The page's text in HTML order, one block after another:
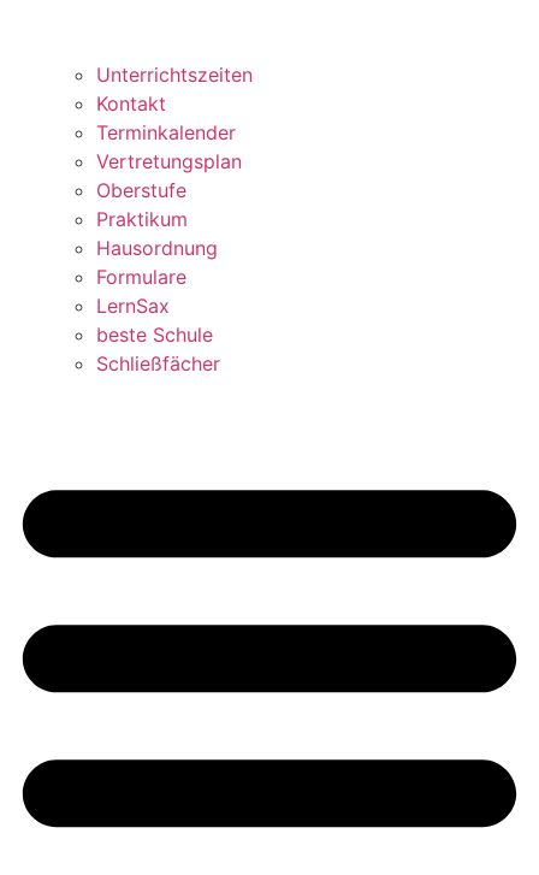
Unterrichtszeiten
Kontakt
Terminkalender
Vertretungsplan
Oberstufe
Praktikum
Hausordnung
Formulare
LernSax
beste Schule
Schließfächer